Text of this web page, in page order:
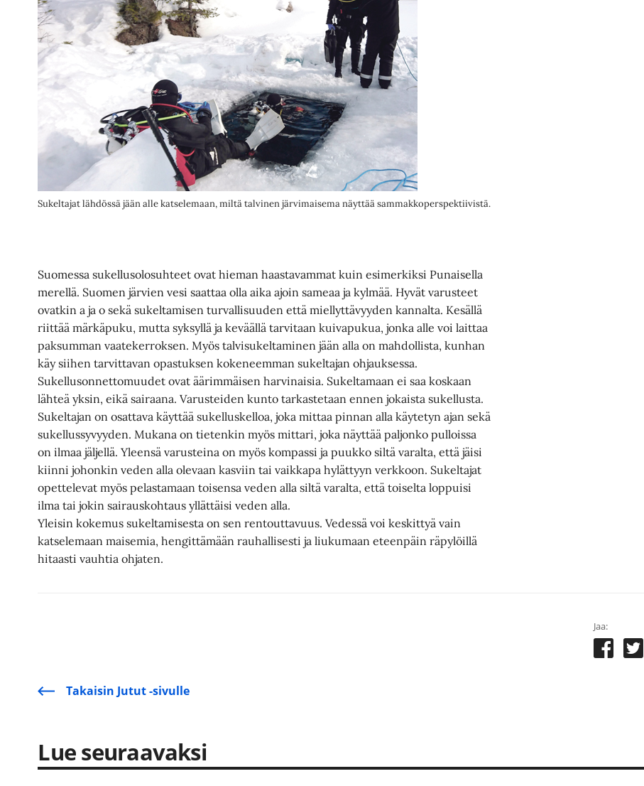
Sukeltajat lähdössä jään alle katselemaan, miltä talvinen järvimaisema näyttää sammakkoperspektiivistä.
Suomessa sukellusolosuhteet ovat hieman haastavammat kuin esimerkiksi Punaisella
merellä. Suomen järvien vesi saattaa olla aika ajoin sameaa ja kylmää. Hyvät varusteet
ovatkin a ja o sekä sukeltamisen turvallisuuden että miellyttävyyden kannalta. Kesällä
riittää märkäpuku, mutta syksyllä ja keväällä tarvitaan kuivapukua, jonka alle voi laittaa
paksumman vaatekerroksen. Myös talvisukeltaminen jään alla on mahdollista, kunhan
käy siihen tarvittavan opastuksen kokeneemman sukeltajan ohjauksessa.
Sukellusonnettomuudet ovat äärimmäisen harvinaisia. Sukeltamaan ei saa koskaan
lähteä yksin, eikä sairaana. Varusteiden kunto tarkastetaan ennen jokaista sukellusta.
Sukeltajan on osattava käyttää sukelluskelloa, joka mittaa pinnan alla käytetyn ajan sekä
sukellussyvyyden. Mukana on tietenkin myös mittari, joka näyttää paljonko pulloissa
on ilmaa jäljellä. Yleensä varusteina on myös kompassi ja puukko siltä varalta, että jäisi
kiinni johonkin veden alla olevaan kasviin tai vaikkapa hylättyyn verkkoon. Sukeltajat
opettelevat myös pelastamaan toisensa veden alla siltä varalta, että toiselta loppuisi
ilma tai jokin sairauskohtaus yllättäisi veden alla.
Yleisin kokemus sukeltamisesta on sen rentouttavuus. Vedessä voi keskittyä vain
katselemaan maisemia, hengittämään rauhallisesti ja liukumaan eteenpäin räpylöillä
hitaasti vauhtia ohjaten.
Jaa:
Takaisin Jutut -sivulle
Lue seuraavaksi